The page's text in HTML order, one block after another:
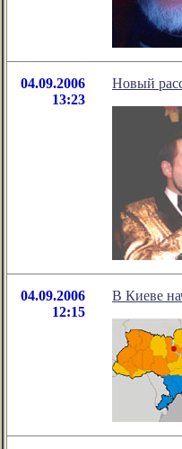
04.09.2006
13:23
Новый
04.09.2006
12:15
В Киеве